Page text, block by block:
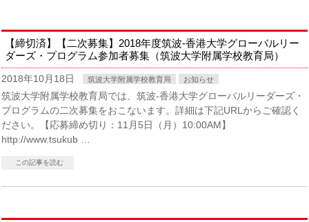
【締切済】【二次募集】2018年度筑波-香港大学グローバルリー
ダーズ・プログラム参加者募集（筑波大学附属学校教育局）
2018年10月18日 筑波大学附属学校教育局 お知らせ
筑波大学附属学校教育局では、筑波-香港大学グローバルリーダーズ・
プログラムの二次募集をおこないます。詳細は下記URLからご確認く
ださい。【応募締め切り：11月5日（月）10:00AM】
http://www.tsukub …
この記事を読む